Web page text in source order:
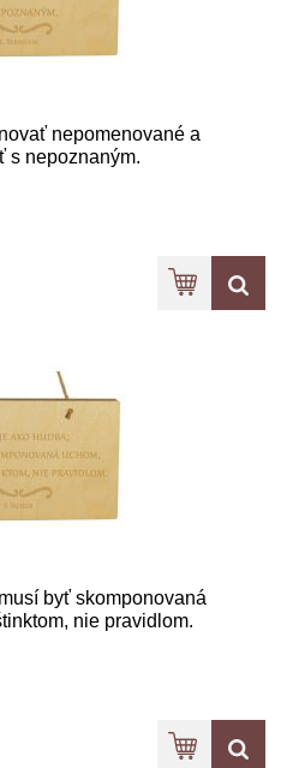
nepomenované a
s nepoznaným.
byť skomponovaná
nie pravidlom.